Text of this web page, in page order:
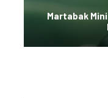
Martabak